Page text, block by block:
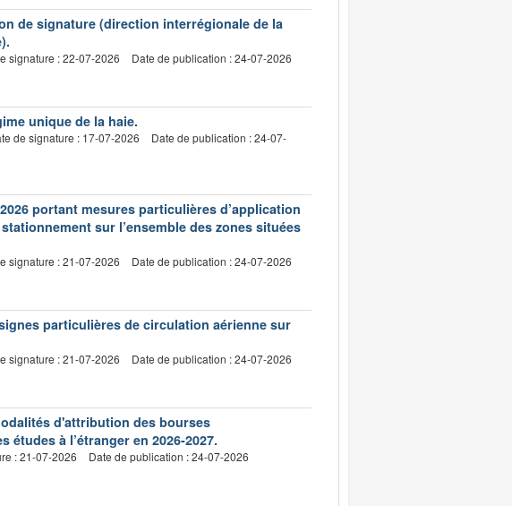
de signature (direction interrégionale de la
signature : 22-07-2026 Date de publication : 24-07-2026
unique de la haie.
de signature : 17-07-2026
Date de publication : 24-07-
portant mesures particulières d’application
sur l’ensemble des zones situées
signature : 21-07-2026 Date de publication : 24-07-2026
particulières de circulation aérienne sur
signature : 21-07-2026 Date de publication : 24-07-2026
d'attribution des bourses
à l’étranger en 2026-2027.
: 21-07-2026 Date de publication : 24-07-2026